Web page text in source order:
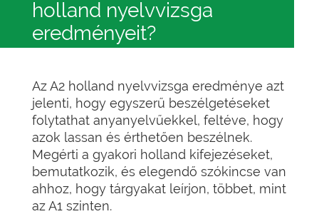
holland nyelvvizsga
eredményeit?
Az A2 holland nyelvvizsga eredménye azt
jelenti, hogy egyszerű beszélgetéseket
folytathat anyanyelvűekkel, feltéve, hogy
azok lassan és érthetően beszélnek.
Megérti a gyakori holland kifejezéseket,
bemutatkozik, és elegendő szókincse van
ahhoz, hogy tárgyakat leírjon, többet, mint
az A1 szinten.